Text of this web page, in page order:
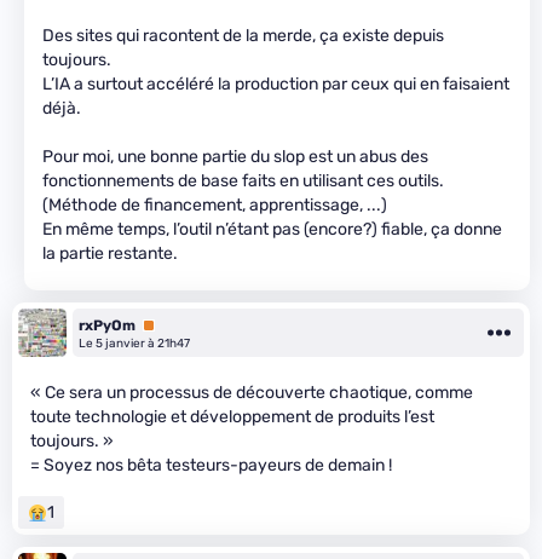
Des sites qui racontent de la merde, ça existe depuis
toujours.
L’IA a surtout accéléré la production par ceux qui en faisaient
déjà.
Pour moi, une bonne partie du slop est un abus des
fonctionnements de base faits en utilisant ces outils.
(Méthode de financement, apprentissage, ...)
En même temps, l’outil n’étant pas (encore?) fiable, ça donne
la partie restante.
rxPyOm Premium
Le 5 janvier à 21h47
« Ce sera un processus de découverte chaotique, comme
toute technologie et développement de produits l’est
toujours. »
= Soyez nos bêta testeurs-payeurs de demain !
1